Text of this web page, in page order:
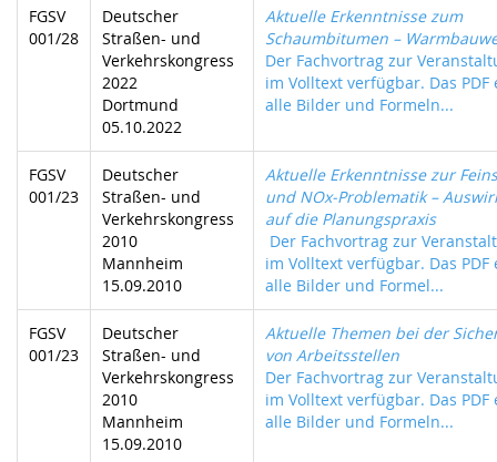
FGSV
001/28
Deutscher
Straßen- und
Verkehrskongress
2022
Dortmund
05.10.2022
Aktuelle Erkenntnisse zum
Schaumbitumen –
Der Fachvortrag zur
im Volltext verfügbar. Das
alle Bilder und Formeln...
FGSV
001/23
Deutscher
Straßen- und
Verkehrskongress
2010
Mannheim
15.09.2010
Aktuelle Erkenntnisse zur
und NOx-Problematik –
auf die Planungspraxis
Der Fachvortrag zur
im Volltext verfügbar. Das
alle Bilder und Formel...
FGSV
001/23
Deutscher
Straßen- und
Verkehrskongress
2010
Mannheim
15.09.2010
Aktuelle Themen bei der
von Arbeitsstellen
Der Fachvortrag zur
im Volltext verfügbar. Das
alle Bilder und Formeln...